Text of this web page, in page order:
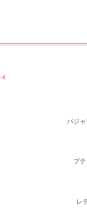
パジ
プ
レ